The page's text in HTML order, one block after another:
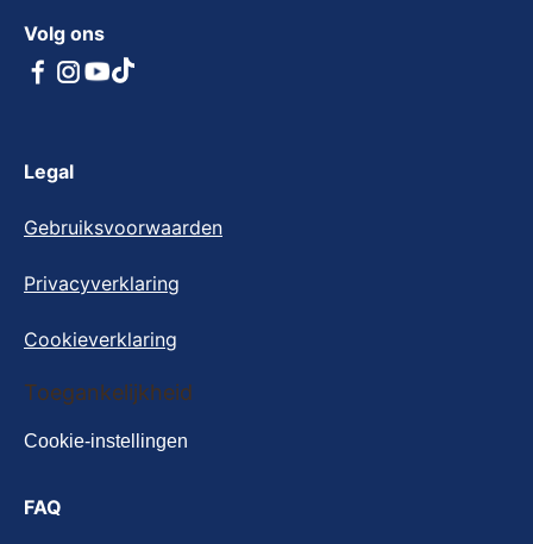
Volg ons
Legal
Gebruiksvoorwaarden
Privacyverklaring
Cookieverklaring
Cookie-instellingen
Toegankelijkheid